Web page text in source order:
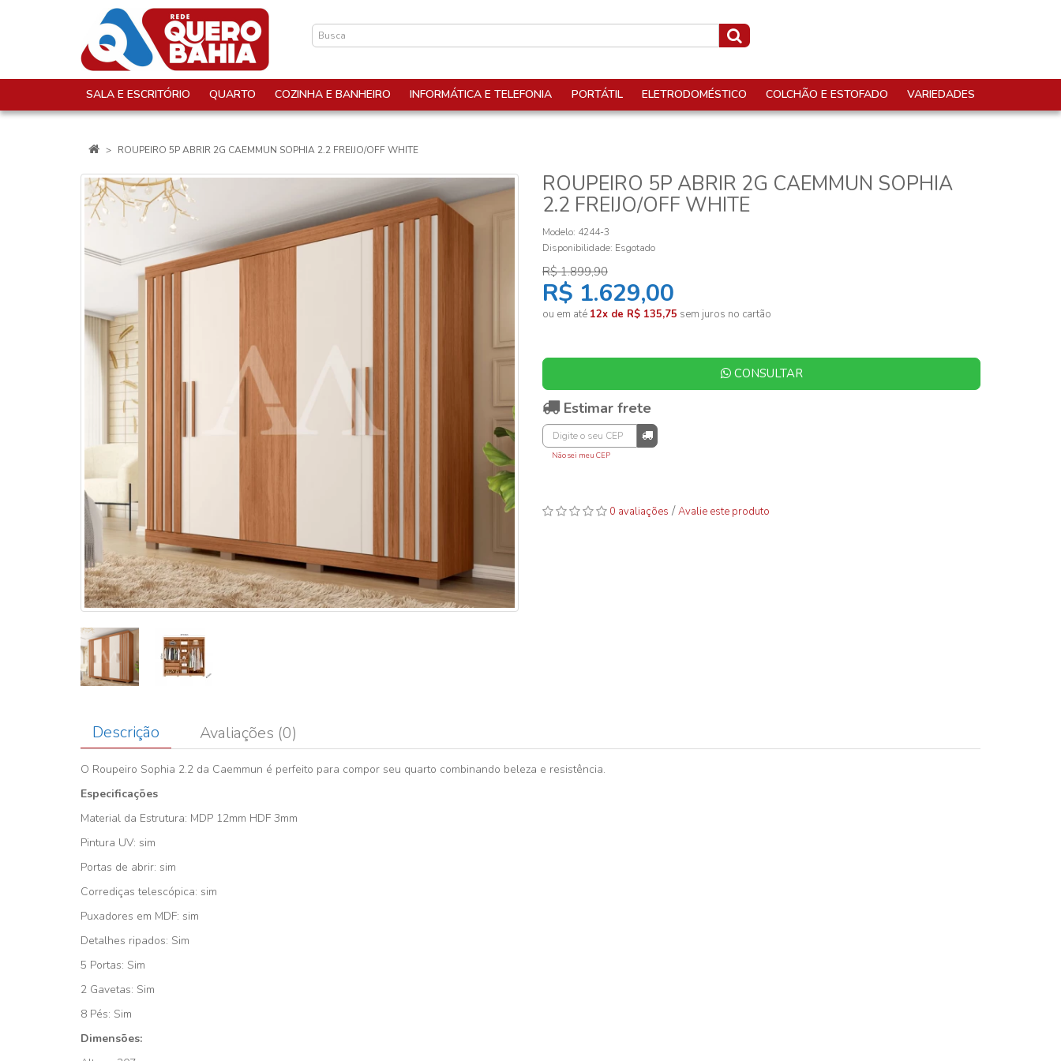
SALA E ESCRITÓRIO QUARTO COZINHA E BANHEIRO INFORMÁTICA E TELEFONIA PORTÁTIL ELETRODOMÉSTICO COLCHÃO E ESTOFADO VARIEDADES
ROUPEIRO 5P ABRIR 2G CAEMMUN SOPHIA 2.2 FREIJO/OFF WHITE
ROUPEIRO 5P ABRIR 2G CAEMMUN SOPHIA
2.2 FREIJO/OFF WHITE
Modelo: 4244-3
Disponibilidade: Esgotado
R$ 1.899,90
R$ 1.629,00
ou em até 12x de R$ 135,75 sem juros no cartão
CONSULTAR
Estimar frete
Não sei meu CEP
0 avaliações /Avalie este produto
Descrição Avaliações (0)
O Roupeiro Sophia 2.2 da Caemmun é perfeito para compor seu quarto combinando beleza e resistência.
Especificações
Material da Estrutura: MDP 12mm HDF 3mm
Pintura UV: sim
Portas de abrir: sim
Corrediças telescópica: sim
Puxadores em MDF: sim
Detalhes ripados: Sim
5 Portas: Sim
2 Gavetas: Sim
8 Pés: Sim
Dimensões: